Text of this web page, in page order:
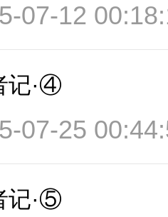
07-12
记·④
07-25
记·⑤